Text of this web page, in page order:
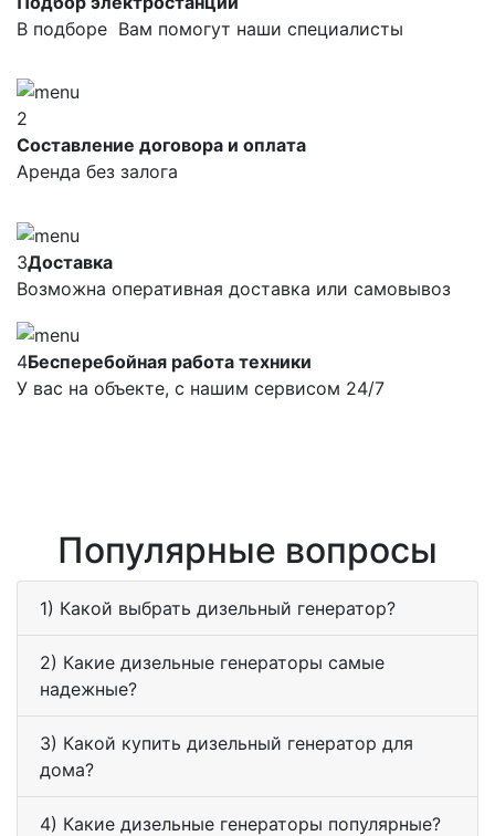
В подборе Вам помогут наши специалисты
2
Составление договора и оплата
Аренда без залога
3Доставка
Возможна оперативная доставка или самовывоз
4Бесперебойная работа техники
У вас на объекте, с нашим сервисом 24/7
Популярные вопросы
1) Какой выбрать дизельный генератор?
2) Какие дизельные генераторы самые
надежные?
3) Какой купить дизельный генератор для
дома?
4) Какие дизельные генераторы популярные?